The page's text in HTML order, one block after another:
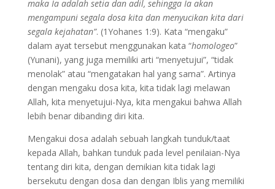
maka Ia adalah setia dan adil, sehingga Ia akan
mengampuni segala dosa kita dan menyucikan kita dari
segala kejahatan”. (1Yohanes 1:9). Kata “mengaku”
dalam ayat tersebut menggunakan kata “homologeo”
(Yunani), yang juga memiliki arti “menyetujui”, “tidak
menolak” atau “mengatakan hal yang sama”. Artinya
dengan mengaku dosa kita, kita tidak lagi melawan
Allah, kita menyetujui-Nya, kita mengakui bahwa Allah
lebih benar dibanding diri kita.
Mengakui dosa adalah sebuah langkah tunduk/taat
kepada Allah, bahkan tunduk pada level penilaian-Nya
tentang diri kita, dengan demikian kita tidak lagi
bersekutu dengan dosa dan dengan Iblis yang memiliki